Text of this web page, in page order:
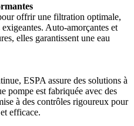
offrir une filtration optimale,
Auto-amorçantes et
elles garantissent une eau
ESPA assure des solutions à
pompe est fabriquée avec des
à des contrôles rigoureux pour
efficace.